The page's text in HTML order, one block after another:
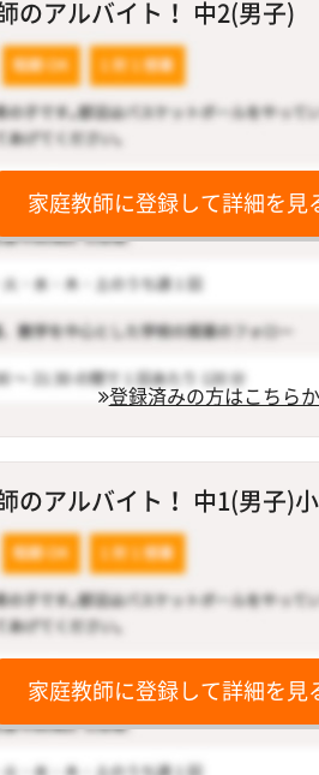
のアルバイト！ 中2(男子)
家庭教師に登録して詳細を見
登録済みの方はこちら
のアルバイト！ 中1(男子)
家庭教師に登録して詳細を見